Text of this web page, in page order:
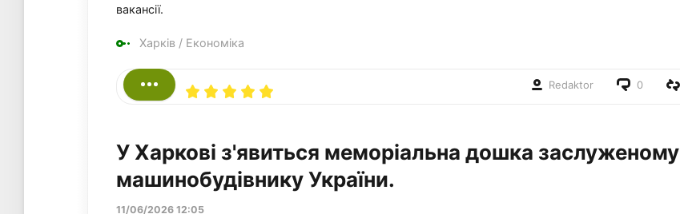
вакансії.
Харків / Економіка
Redaktor 0
У Харкові з'явиться меморіальна дошка заслуженому
машинобудівнику України.
11/06/2026 12:05